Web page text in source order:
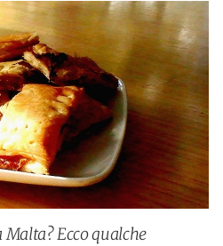
Malta? Ecco qualche